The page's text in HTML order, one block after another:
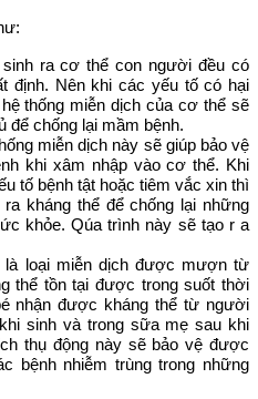
ra cơ thể con người đều có
định. Nên khi các yếu tố có hại
thống miễn dịch của cơ thể sẽ
để chống lại mầm bệnh.
miễn dịch này sẽ giúp bảo vệ
khi xâm nhập vào cơ thể. Khi
tố bệnh tật hoặc tiêm vắc xin thì
kháng thể để chống lại những
khỏe. Qúa trình này sẽ tạo r a
là loại miễn dịch được mượn từ
thể tồn tại được trong suốt thời
nhận được kháng thể từ người
sinh và trong sữa mẹ sau khi
thụ động này sẽ bảo vệ được
bệnh nhiễm trùng trong những